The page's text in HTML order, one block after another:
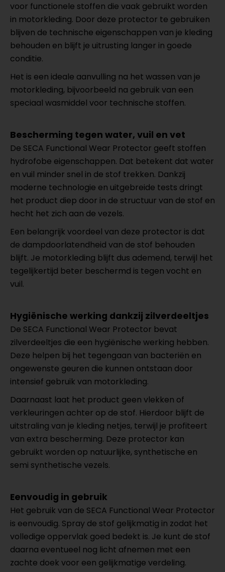
voor functionele stoffen die vaak gebruikt worden
in motorkleding. Door deze protector te gebruiken
blijven de technische eigenschappen van je kleding
behouden en blijft je uitrusting langer in goede
conditie.
Het is een ideale aanvulling na het wassen van je
motorkleding, bijvoorbeeld na gebruik van een
speciaal wasmiddel voor technische stoffen.
Bescherming tegen water, vuil en vet
De SECA Functional Wear Protector geeft stoffen
hydrofobe eigenschappen. Dat betekent dat water
en vuil minder snel in de stof trekken. Dankzij
moderne technologie en uitgebreide tests dringt
het product diep door in de structuur van de stof en
hecht het zich aan de vezels.
Een belangrijk voordeel van deze protector is dat
de dampdoorlatendheid van de stof behouden
blijft. Je motorkleding blijft dus ademend, terwijl het
tegelijkertijd beter beschermd is tegen vocht en
vuil.
Hygiënische werking dankzij zilverdeeltjes
De SECA Functional Wear Protector bevat
zilverdeeltjes die een hygiënische werking hebben.
Deze helpen bij het tegengaan van bacteriën en
ongewenste geuren die kunnen ontstaan door
intensief gebruik van motorkleding.
Daarnaast laat het product geen vlekken of
verkleuringen achter op de stof. Hierdoor blijft de
uitstraling van je kleding netjes, terwijl je profiteert
van extra bescherming. Deze protector kan
gebruikt worden op natuurlijke, synthetische en
semi synthetische vezels.
Eenvoudig in gebruik
Het gebruik van de SECA Functional Wear Protector
is eenvoudig. Spray de stof gelijkmatig in zodat het
volledige oppervlak goed bedekt is. Je kunt de stof
daarna eventueel nog licht afnemen met een
zachte doek voor een gelijkmatige verdeling.